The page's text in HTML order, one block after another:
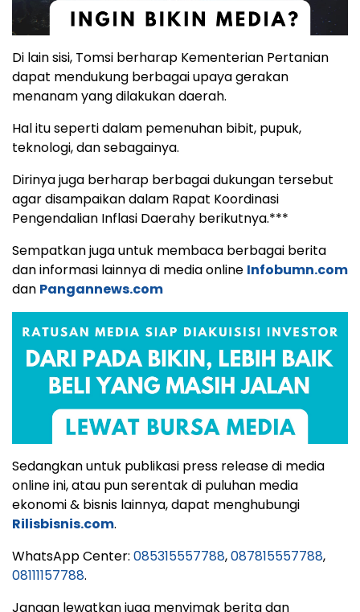
Di lain sisi, Tomsi berharap Kementerian Pertanian
dapat mendukung berbagai upaya gerakan
menanam yang dilakukan daerah.
Hal itu seperti dalam pemenuhan bibit, pupuk,
teknologi, dan sebagainya.
Dirinya juga berharap berbagai dukungan tersebut
agar disampaikan dalam Rapat Koordinasi
Pengendalian Inflasi Daerahy berikutnya.***
Sempatkan juga untuk membaca berbagai berita
dan informasi lainnya di media online Infobumn.com
dan Pangannews.com
Sedangkan untuk publikasi press release di media
online ini, atau pun serentak di puluhan media
ekonomi & bisnis lainnya, dapat menghubungi
Rilisbisnis.com.
WhatsApp Center: 085315557788,087815557788,
08111157788.
Jangan lewatkan juga menyimak berita dan